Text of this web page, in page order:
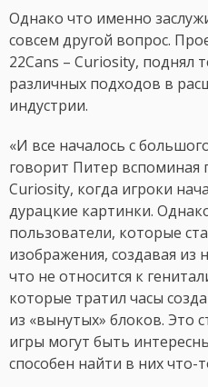
Однако что именно
совсем другой вопрос.
22Cans – Curiosity, поднял
различных подходов в
индустрии.
«И все началось с
говорит Питер вспоминая
Curiosity, когда игроки
дурацкие картинки.
пользователи, которые
изображения, создавая из
что не относится к
которые тратил часы
из «вынутых» блоков. Это
игры могут быть
способен найти в них что-